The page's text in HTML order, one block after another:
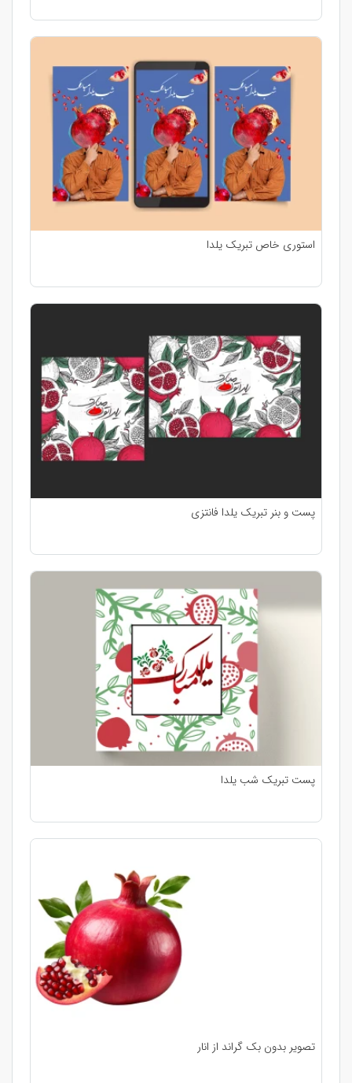
استوری خاص تبریک یلدا
پست و بنر تبریک یلدا فانتزی
پست تبریک شب یلدا
تصویر بدون بک گراند از انار